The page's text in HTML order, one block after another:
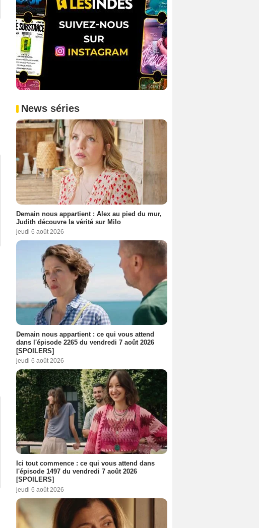
News séries
Demain nous appartient : Alex au pied du mur,
Judith découvre la vérité sur Milo
jeudi 6 août 2026
Demain nous appartient : ce qui vous attend
dans l'épisode 2265 du vendredi 7 août 2026
[SPOILERS]
jeudi 6 août 2026
Ici tout commence : ce qui vous attend dans
l'épisode 1497 du vendredi 7 août 2026
[SPOILERS]
jeudi 6 août 2026